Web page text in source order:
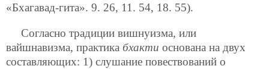
«Бхагавад-гита». 9. 26, 11. 54, 18. 55).
Согласно традиции вишнуизма, или
вайшнавизма, практика бхакти основана на двух
составляющих: 1) слушание повествований о